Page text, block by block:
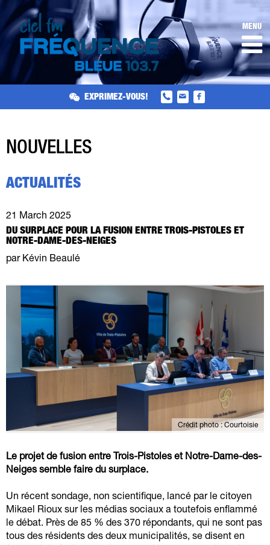
MENU
EXPRIMEZ-VOUS!
NOUVELLES
ACTUALITÉS
21 March 2025
DU SURPLACE POUR LA FUSION ENTRE TROIS-PISTOLES ET
NOTRE-DAME-DES-NEIGES
par Kévin Beaulé
Crédit photo : Courtoisie
Le projet de fusion entre Trois-Pistoles et Notre-Dame-des-
Neiges semble faire du surplace.
Un récent sondage, non scientifique, lancé par le citoyen
Mikael Rioux sur les médias sociaux a toutefois enflammé
le débat. Près de 85 % des 370 répondants, qui ne sont pas
tous des résidents des deux municipalités, se disent en